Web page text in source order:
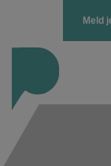
Meld